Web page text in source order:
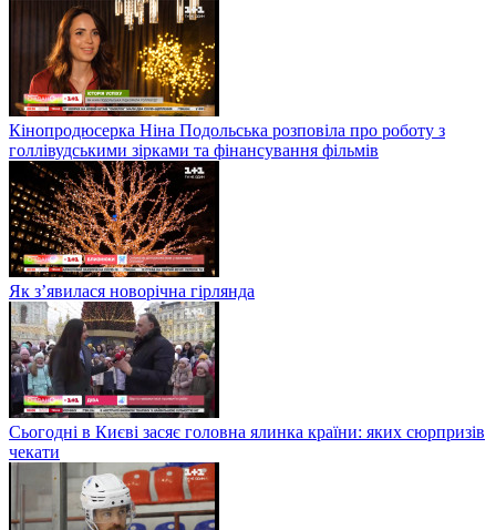
Кінопродюсерка Ніна Подольська розповіла про роботу з
голлівудськими зірками та фінансування фільмів
Як з’явилася новорічна гірлянда
Сьогодні в Києві засяє головна ялинка країни: яких сюрпризів
чекати